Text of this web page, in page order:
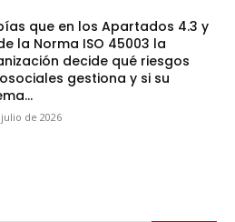
que en los Apartados 4.3 y
la Norma ISO 45003 la
decide qué riesgos
gestiona y si su
de 2026